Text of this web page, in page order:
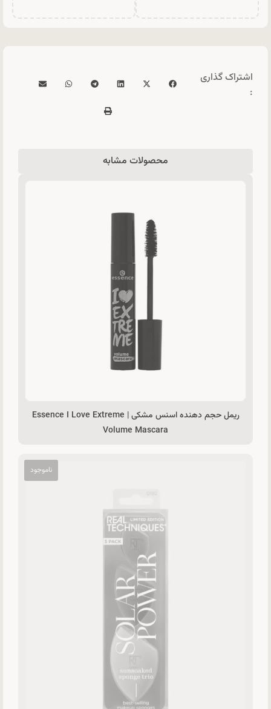
اشتراک گذاری
:
محصولات مشابه
ریمل حجم دهنده اسنس مشکی | Essence I Love Extreme
Volume Mascara